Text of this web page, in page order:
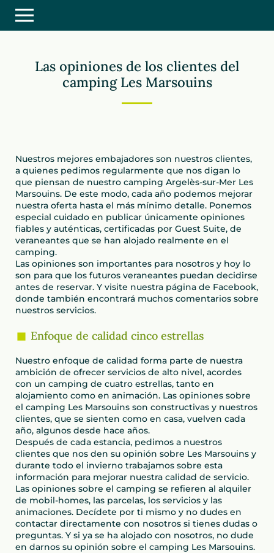
Las opiniones de los clientes del
camping Les Marsouins
Nuestros mejores embajadores son nuestros clientes,
a quienes pedimos regularmente que nos digan lo
que piensan de nuestro camping Argelès-sur-Mer Les
Marsouins. De este modo, cada año podemos mejorar
nuestra oferta hasta el más mínimo detalle. Ponemos
especial cuidado en publicar únicamente opiniones
fiables y auténticas, certificadas por Guest Suite, de
veraneantes que se han alojado realmente en el
camping.
Las opiniones son importantes para nosotros y hoy lo
son para que los futuros veraneantes puedan decidirse
antes de reservar. Y visite nuestra página de Facebook,
donde también encontrará muchos comentarios sobre
nuestros servicios.
Enfoque de calidad cinco estrellas
Nuestro enfoque de calidad forma parte de nuestra
ambición de ofrecer servicios de alto nivel, acordes
con un camping de cuatro estrellas, tanto en
alojamiento como en animación. Las opiniones sobre
el camping Les Marsouins son constructivas y nuestros
clientes, que se sienten como en casa, vuelven cada
año, algunos desde hace años.
Después de cada estancia, pedimos a nuestros
clientes que nos den su opinión sobre Les Marsouins y
durante todo el invierno trabajamos sobre esta
información para mejorar nuestra calidad de servicio.
Las opiniones sobre el camping se refieren al alquiler
de mobil-homes, las parcelas, los servicios y las
animaciones. Decídete por ti mismo y no dudes en
contactar directamente con nosotros si tienes dudas o
preguntas. Y si ya se ha alojado con nosotros, no dude
en darnos su opinión sobre el camping Les Marsouins.